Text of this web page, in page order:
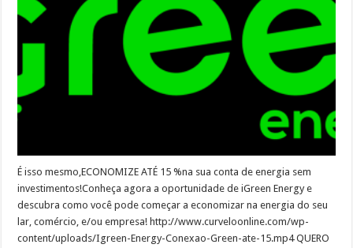
É isso mesmo,ECONOMIZE ATÉ 15 %na sua conta de energia sem
investimentos!Conheça agora a oportunidade de iGreen Energy e
descubra como você pode começar a economizar na energia do seu
lar, comércio, e/ou empresa! http://www.curveloonline.com/wp-
content/uploads/Igreen-Energy-Conexao-Green-ate-15.mp4 QUERO